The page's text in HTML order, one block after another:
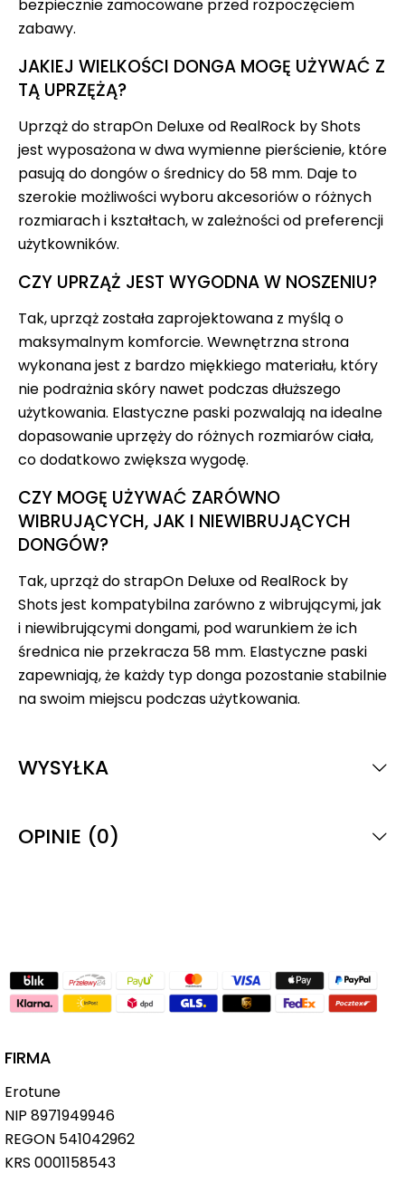
bezpiecznie zamocowane przed rozpoczęciem
zabawy.
JAKIEJ WIELKOŚCI DONGA MOGĘ UŻYWAĆ Z
TĄ UPRZĘŻĄ?
Uprząż do strapOn Deluxe od RealRock by Shots
jest wyposażona w dwa wymienne pierścienie, które
pasują do dongów o średnicy do 58 mm. Daje to
szerokie możliwości wyboru akcesoriów o różnych
rozmiarach i kształtach, w zależności od preferencji
użytkowników.
CZY UPRZĄŻ JEST WYGODNA W NOSZENIU?
Tak, uprząż została zaprojektowana z myślą o
maksymalnym komforcie. Wewnętrzna strona
wykonana jest z bardzo miękkiego materiału, który
nie podrażnia skóry nawet podczas dłuższego
użytkowania. Elastyczne paski pozwalają na idealne
dopasowanie uprzęży do różnych rozmiarów ciała,
co dodatkowo zwiększa wygodę.
CZY MOGĘ UŻYWAĆ ZARÓWNO
WIBRUJĄCYCH, JAK I NIEWIBRUJĄCYCH
DONGÓW?
Tak, uprząż do strapOn Deluxe od RealRock by
Shots jest kompatybilna zarówno z wibrującymi, jak
i niewibrującymi dongami, pod warunkiem że ich
średnica nie przekracza 58 mm. Elastyczne paski
zapewniają, że każdy typ donga pozostanie stabilnie
na swoim miejscu podczas użytkowania.
WYSYŁKA
OPINIE (0)
FIRMA
Erotune
NIP 8971949946
REGON 541042962
KRS 0001158543